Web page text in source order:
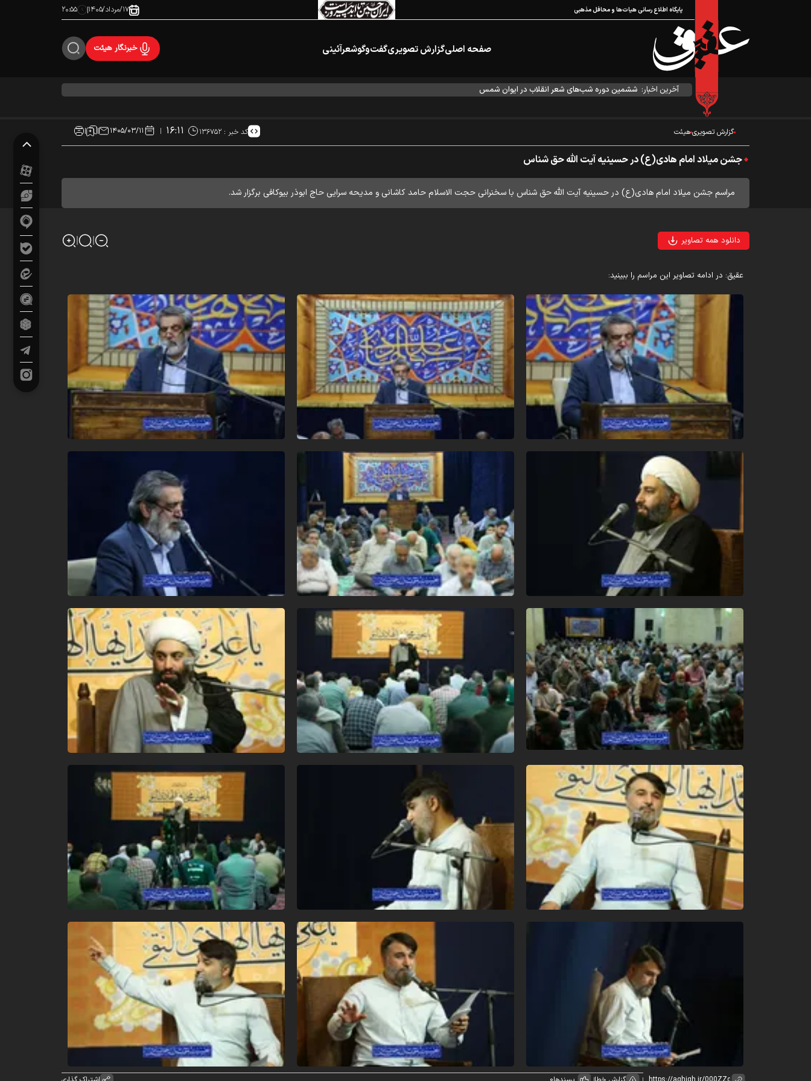
پایگاه اطلاع رسانی هیات‌ها و محافل مذهبی ۱۷/مرداد/۱۴۰۵ ۲۰:۵۵
صفحه اصلیگزارش تصویریگفت‌وگوشعرآئینی خبرنگار هیئت
آخرین اخبار: ششمین دوره شب‌های شعر انقلاب در ایوان شمس
گزارش تصویریهیئت کد خبر :۱۳۶۷۵۲ ۱۴۰۵/۰۳/۱۱
جشن میلاد امام هادی(ع) در حسینیه آیت الله حق شناس
مراسم جشن میلاد امام هادی(ع) در حسینیه آیت الله حق شناس با سخنرانی حجت الاسلام حامد کاشانی و مدیحه سرایی حاج ابوذر بیوکافی برگزار شد.
دانلود همه تصاویر
عقیق: در ادامه تصاویر این مراسم را ببینید: